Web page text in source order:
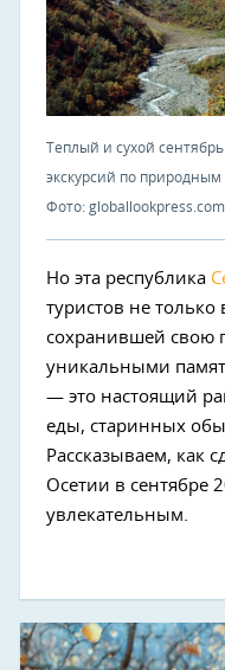
Теплый и сухой
экскурсий по природным
Фото: globallookpress.com
Но эта республика
туристов не
сохранившей свою
уникальными
— это настоящий
еды, старинных
Рассказываем, как
Осетии в сентябре
увлекательным.